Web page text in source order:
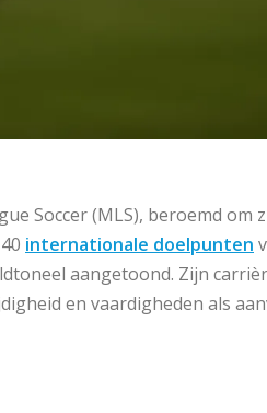
Soccer (MLS), beroemd om
internationale doelpunten
aangetoond. Zijn
en vaardigheden als